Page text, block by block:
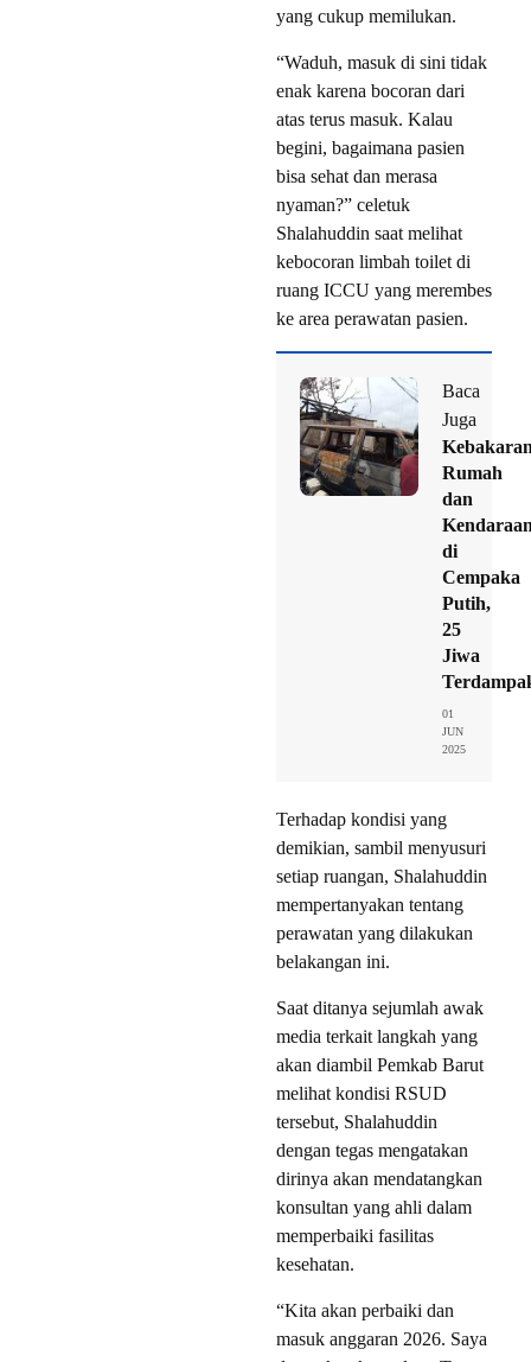
yang cukup memilukan.
“Waduh, masuk di sini tidak
enak karena bocoran dari
atas terus masuk. Kalau
begini, bagaimana pasien
bisa sehat dan merasa
nyaman?” celetuk
Shalahuddin saat melihat
kebocoran limbah toilet di
ruang ICCU yang merembes
ke area perawatan pasien.
Baca
Juga
Rumah
dan
di
Cempaka
Putih,
25
Jiwa
01
JUN
2025
Terhadap kondisi yang
demikian, sambil menyusuri
setiap ruangan, Shalahuddin
mempertanyakan tentang
perawatan yang dilakukan
belakangan ini.
Saat ditanya sejumlah awak
media terkait langkah yang
akan diambil Pemkab Barut
melihat kondisi RSUD
tersebut, Shalahuddin
dengan tegas mengatakan
dirinya akan mendatangkan
konsultan yang ahli dalam
memperbaiki fasilitas
kesehatan.
“Kita akan perbaiki dan
masuk anggaran 2026. Saya